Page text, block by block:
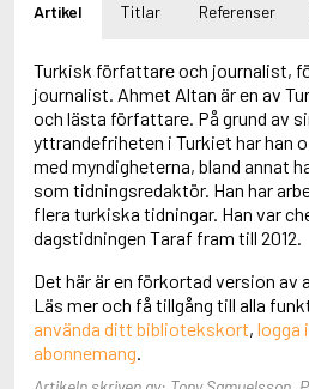
Aboulela, Leila
Abrahams, Peter (f. 1947)
Abrahamson, Emmy
Abse, Dannie
Abu-Jaber, Diana
Abulhawa, Susan
Aburas, Lone
Achebe, Chinua
Achmatova, Anna
Ackebo, Lena
Acker, Kathy
Ackroyd, Peter
Adam de la Halle
Adamov, Arthur
Artikel Titlar Referenser
Turkisk författare och journalist,
journalist. Ahmet Altan är en av
och lästa författare. På grund av
yttrandefriheten i Turkiet har han
med myndigheterna, bland annat
som tidningsredaktör. Han har
flera turkiska tidningar. Han var
dagstidningen Taraf fram till 2012.
Det här är en förkortad version av
Läs mer och få tillgång till alla
använda ditt bibliotekskort, logga
abonnemang.